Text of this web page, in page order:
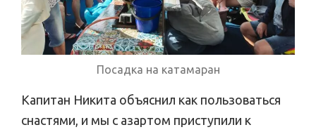
Посадка на катамаран
Капитан Никита объяснил как пользоваться
снастями, и мы с азартом приступили к